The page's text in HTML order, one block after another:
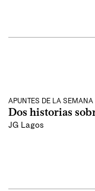
APUNTES DE LA SEMANA
Dos historias
JG Lagos